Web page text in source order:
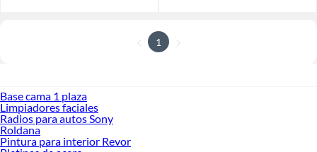
1
Base cama 1 plaza
Limpiadores faciales
Radios para autos Sony
Roldana
Pintura para interior Revor